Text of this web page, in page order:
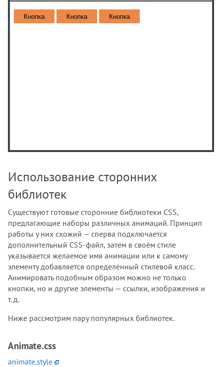
<
class Кнопка
</p>
Использование сторонних
библиотек
Существуют готовые сторонние библиотеки CSS,
предлагающие наборы различных анимаций. Принцип
работы у них схожий — сперва подключается
дополнительный CSS-файл, затем в своём стиле
указывается желаемое имя анимации или к самому
элементу добавляется определённый стилевой класс.
Анимировать подобным образом можно не только
кнопки, но и другие элементы — ссылки, изображения и
т. д.
Ниже рассмотрим пару популярных библиотек.
Animate.css
animate.style